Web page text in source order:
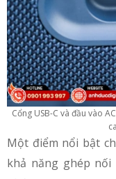
Cổng USB-C và đầu vào
Một điểm nổi bật
khả năng ghép nối